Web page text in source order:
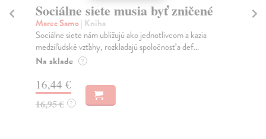
Sociálne siete musia byť zničené
Marec Samo| Kniha
Sociálne siete nám ubližujú ako jednotlivcom a kazia
medziľudské vzťahy, rozkladajú spoločnosť a def...
Na sklade ?
16,44 €
16,95 € ?